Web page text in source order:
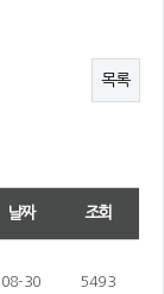
목록
날짜 조회
08-30 5493